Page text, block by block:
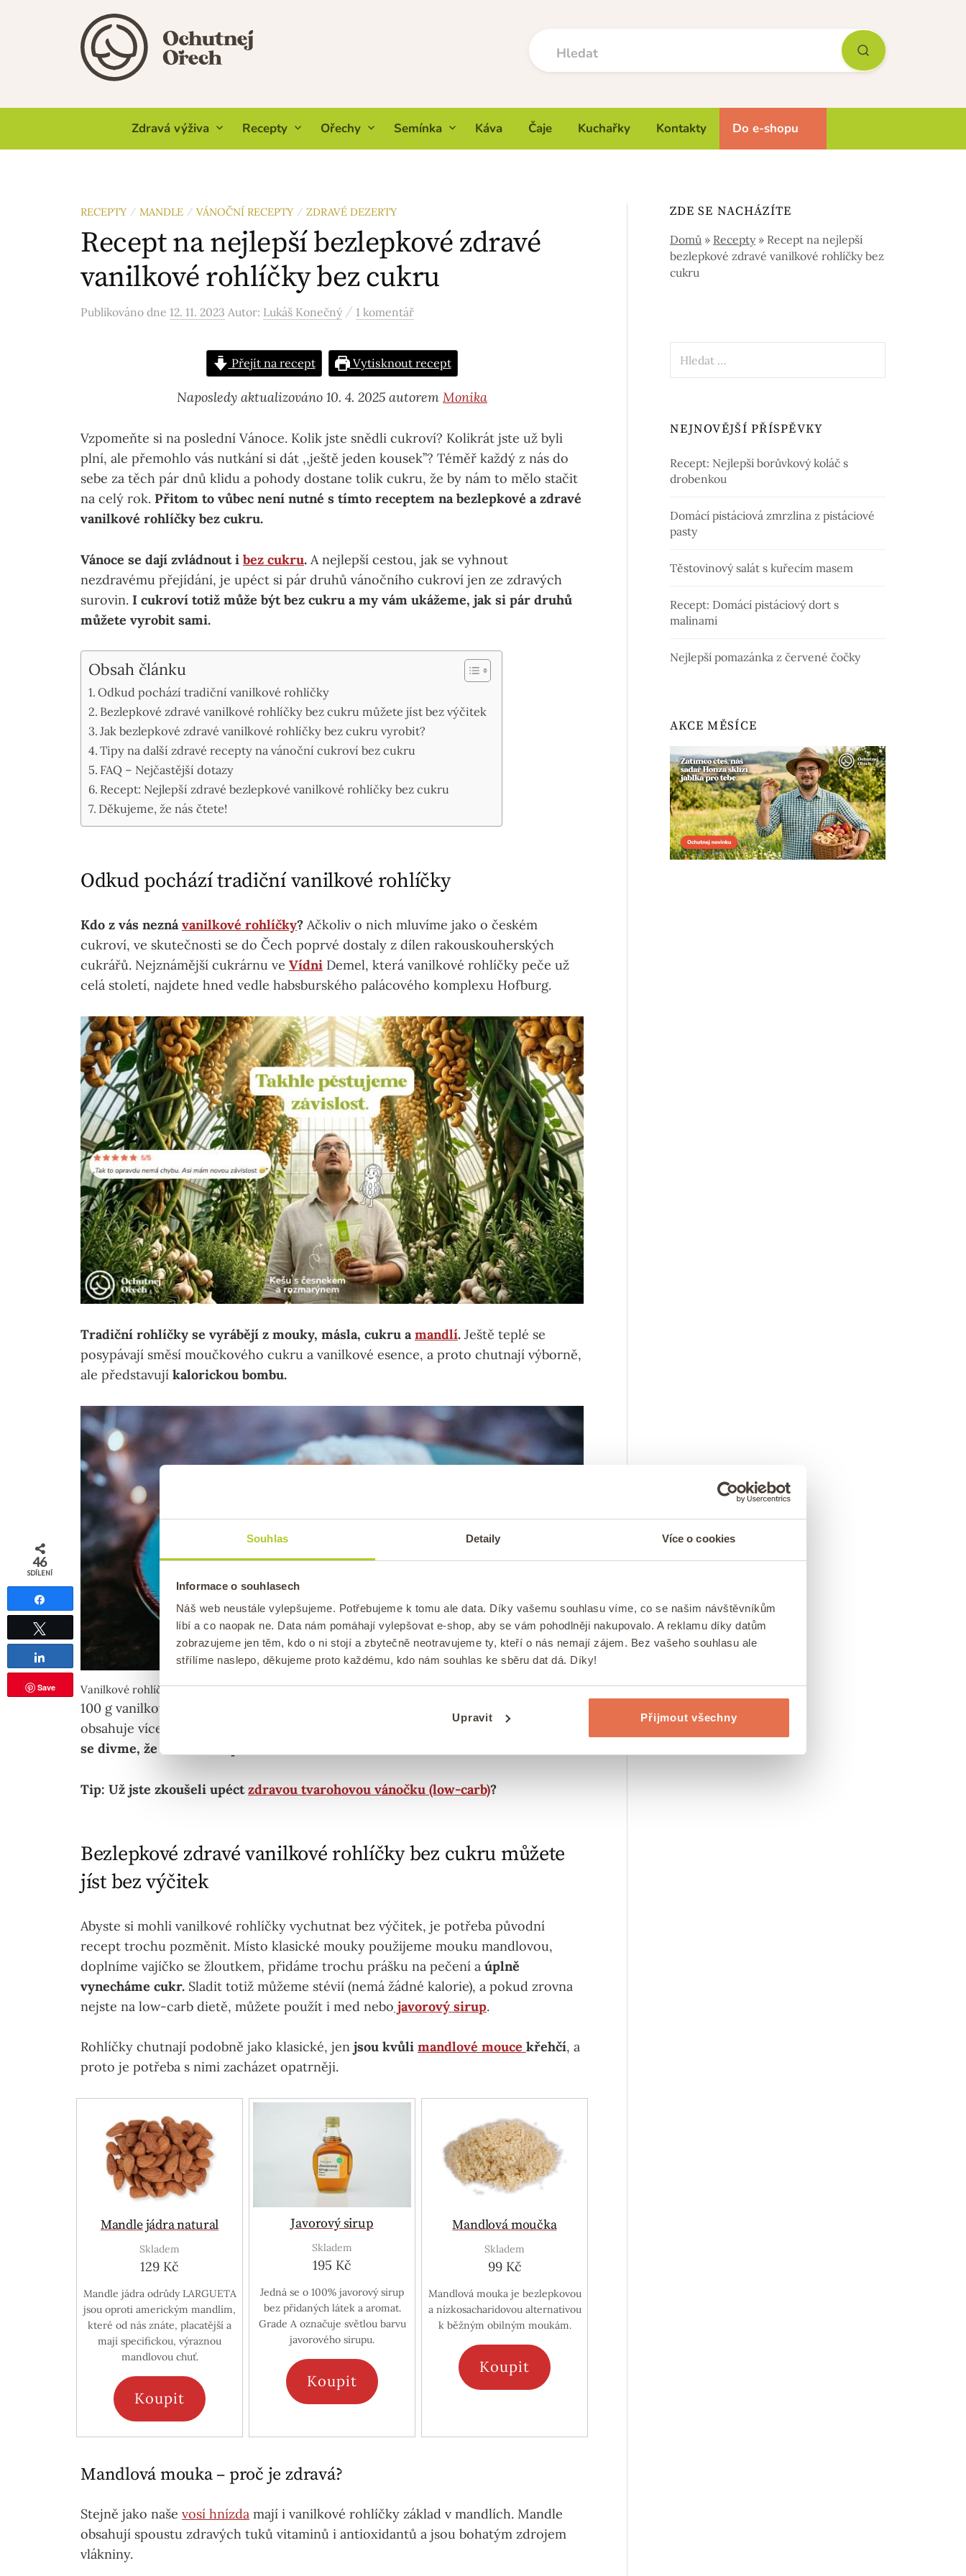
Souhlas Detaily Více o cookies
Informace o souhlasech
Náš web neustále vylepšujeme. Potřebujeme k tomu ale data. Díky vašemu souhlasu víme, co se našim návštěvníkům
líbí a co naopak ne. Data nám pomáhají vylepšovat e-shop, aby se vám pohodlněji nakupovalo. A reklamu díky datům
zobrazujeme jen těm, kdo o ni stojí a zbytečně neotravujeme ty, kteří o nás nemají zájem. Bez vašeho souhlasu ale
střílíme naslepo, děkujeme proto každému, kdo nám souhlas ke sběru dat dá. Díky!
Upravit Přijmout všechny
Zdravá výživa Recepty Ořechy Semínka Káva Čaje Kuchařky Kontakty Do e-shopu
RECEPTY / MANDLE / VÁNOČNÍ RECEPTY / ZDRAVÉ DEZERTY
Recept na nejlepší bezlepkové zdravé
vanilkové rohlíčky bez cukru
Publikováno dne 12. 11. 2023 Autor: Lukáš Konečný / 1 komentář
Přejít na recept Vytisknout recept
Naposledy aktualizováno 10. 4. 2025 autorem Monika
Vzpomeňte si na poslední Vánoce. Kolik jste snědli cukroví? Kolikrát jste už byli
plní, ale přemohlo vás nutkání si dát ‚‚ještě jeden kousek’’? Téměř každý z nás do
sebe za těch pár dnů klidu a pohody dostane tolik cukru, že by nám to mělo stačit
na celý rok. Přitom to vůbec není nutné s tímto receptem na bezlepkové a zdravé
vanilkové rohlíčky bez cukru.
Vánoce se dají zvládnout i bez cukru. A nejlepší cestou, jak se vyhnout
nezdravému přejídání, je upéct si pár druhů vánočního cukroví jen ze zdravých
surovin. I cukroví totiž může být bez cukru a my vám ukážeme, jak si pár druhů
můžete vyrobit sami.
Obsah článku
Odkud pochází tradiční vanilkové rohlíčky
Bezlepkové zdravé vanilkové rohlíčky bez cukru můžete jíst bez výčitek
Jak bezlepkové zdravé vanilkové rohlíčky bez cukru vyrobit?
Tipy na další zdravé recepty na vánoční cukroví bez cukru
FAQ – Nejčastější dotazy
Recept: Nejlepší zdravé bezlepkové vanilkové rohlíčky bez cukru
Děkujeme, že nás čtete!
Odkud pochází tradiční vanilkové rohlíčky
Kdo z vás neznávanilkové rohlíčky? Ačkoliv o nich mluvíme jako o českém
cukroví, ve skutečnosti se do Čech poprvé dostaly z dílen rakouskouherských
cukrářů. Nejznámější cukrárnu ve Vídni Demel, která vanilkové rohlíčky peče už
celá století, najdete hned vedle habsburského palácového komplexu Hofburg.
Tradiční rohlíčky se vyrábějí z mouky, másla, cukru amandlí. Ještě teplé se
posypávají směsí moučkového cukru a vanilkové esence, a proto chutnají výborně,
ale představují kalorickou bombu.
Vanilkové rohlíčky nesmí na Vánoce chybět, hlavně ty bez cukru obalené vkokosu.
100 g vanilkových rohlíčků má průměrnou energetickou hodnotu okolo 1950 kJ a
obsahuje více jak 30 g cukru.
To je zhruba jedna kostka cukru na rohlíček. A pak
se divme, že o Vánocích přibíráme 🙂
Tip: Už jste zkoušeli upéctzdravou tvarohovou vánočku (low-carb)?
Bezlepkové zdravé vanilkové rohlíčky bez cukru můžete
jíst bez výčitek
Abyste si mohli vanilkové rohlíčky vychutnat bez výčitek, je potřeba původní
recept trochu pozměnit. Místo klasické mouky použijeme mouku mandlovou,
doplníme vajíčko se žloutkem, přidáme trochu prášku na pečení a úplně
vynecháme cukr. Sladit totiž můžeme stévií (nemá žádné kalorie), a pokud zrovna
nejste na low-carb dietě, můžete použít i med nebo javorový sirup.
Rohlíčky chutnají podobně jako klasické, jen jsou kvůli mandlové mouce křehčí, a
proto je potřeba s nimi zacházet opatrněji.
Mandle jádra natural
Skladem
129 Kč
Mandle jádra odrůdy LARGUETA
jsou oproti americkým mandlím,
které od nás znáte, placatější a
mají specifickou, výraznou
mandlovou chuť.
Koupit
Javorový sirup
Skladem
195 Kč
Jedná se o 100% javorový sirup
bez přidaných látek a aromat.
Grade A označuje světlou barvu
javorového sirupu.
Koupit
Mandlová moučka
Skladem
99 Kč
Mandlová mouka je bezlepkovou
a nízkosacharidovou alternativou
k běžným obilným moukám.
Koupit
Mandlová mouka – proč je zdravá?
Stejně jako naše vosí hnízda mají i vanilkové rohlíčky základ v mandlích. Mandle
obsahují spoustu zdravých tuků vitaminů i antioxidantů a jsou bohatým zdrojem
vlákniny.
ZDE SE NACHÁZÍTE
Domů » Recepty » Recept na nejlepší
bezlepkové zdravé vanilkové rohlíčky bez
cukru
NEJNOVĚJŠÍ PŘÍSPĚVKY
Recept: Nejlepší borůvkový koláč s
drobenkou
Domácí pistáciová zmrzlina z pistáciové
pasty
Těstovinový salát s kuřecím masem
Recept: Domácí pistáciový dort s
malinami
Nejlepší pomazánka z červené čočky
AKCE MĚSÍCE
46
SDÍLENÍ
Tweetnout
Save